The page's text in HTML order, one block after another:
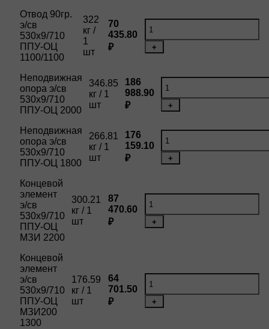
Отвод 90гр.
э/св
530х9/710
ППУ-ОЦ
1100/1100
322
кг /
1
шт
70
435.80
₽
+
Неподвижная
опора э/св
530х9/710
ППУ-ОЦ 2000
346.85
кг / 1
шт
186
988.90
₽
+
Неподвижная
опора э/св
530х9/710
ППУ-ОЦ 1800
266.81
кг / 1
шт
176
159.10
₽
+
Концевой
элемент
э/св
530х9/710
ППУ-ОЦ
МЗИ 2200
300.21
кг / 1
шт
87
470.60
₽
+
Концевой
элемент
э/св
530х9/710
ППУ-ОЦ
МЗИ200
1300
176.59
кг / 1
шт
64
701.50
₽
+